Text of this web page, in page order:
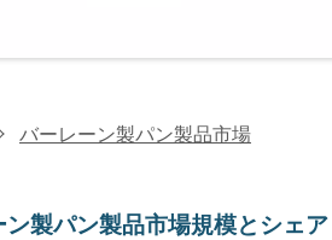
バーレーン製パン製品市場
ン製パン製品市場規模とシェア